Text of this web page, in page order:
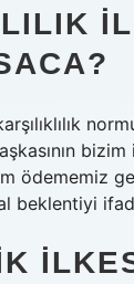
bizim
ödememiz
beklentiyi